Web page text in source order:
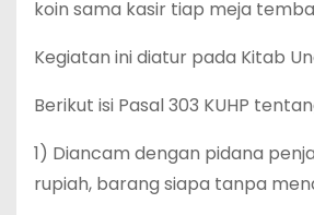
koin sama kasir tiap meja
Kegiatan ini diatur pada Kitab
Berikut isi Pasal 303 KUHP
1) Diancam dengan pidana
rupiah, barang siapa tanpa